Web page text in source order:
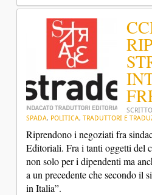
SPADA, POLITICA, TRADUTTORI E
Riprendono i negoziati fra
Editoriali. Fra i tanti oggetti del
non solo per i dipendenti ma
a un precedente che secondo il
in Italia”.